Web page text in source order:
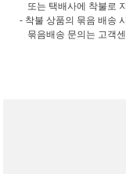
또는 택배사에 착불로
- 착불 상품의 묶음 배송
묶음배송 문의는 고객